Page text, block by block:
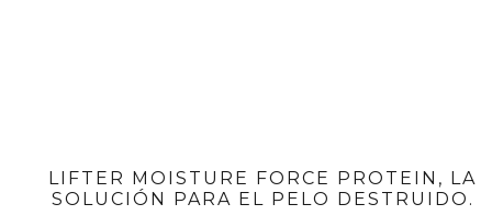
LIFTER MOISTURE FORCE PROTEIN, LA
SOLUCIÓN PARA EL PELO DESTRUIDO.